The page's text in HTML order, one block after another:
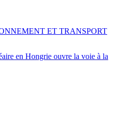
en Hongrie ouvre la voie à la
ET TRANSPORT